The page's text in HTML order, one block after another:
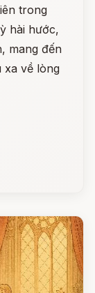
trong
hài hước,
mang đến
xa về lòng